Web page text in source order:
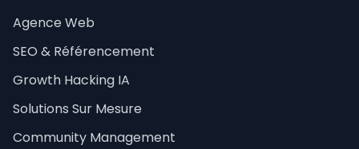
Agence Web
SEO & Référencement
Growth Hacking IA
Solutions Sur Mesure
Community Management